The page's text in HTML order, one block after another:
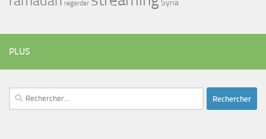
regarder Syria
PLUS
Rechercher :